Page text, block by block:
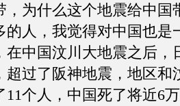
，为什么这个地震给中国
的人，我觉得对中国也是
在中国汶川大地震之后，
超过了阪神地震，地区和
11个人，中国死了将近6